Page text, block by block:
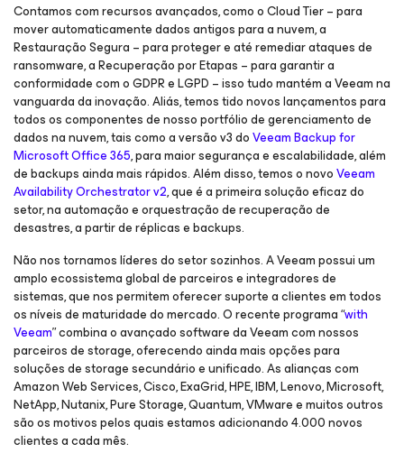
Contamos com recursos avançados, como o Cloud Tier – para
mover automaticamente dados antigos para a nuvem, a
Restauração Segura – para proteger e até remediar ataques de
ransomware, a Recuperação por Etapas – para garantir a
conformidade com o GDPR e LGPD – isso tudo mantém a Veeam na
vanguarda da inovação. Aliás, temos tido novos lançamentos para
todos os componentes de nosso portfólio de gerenciamento de
dados na nuvem, tais como a versão v3 doVeeam Backup for
Microsoft Office 365, para maior segurança e escalabilidade, além
de backups ainda mais rápidos. Além disso, temos o novoVeeam
Availability Orchestrator v2, que é a primeira solução eficaz do
setor, na automação e orquestração de recuperação de
desastres, a partir de réplicas e backups.
Não nos tornamos líderes do setor sozinhos. A Veeam possui um
amplo ecossistema global de parceiros e integradores de
sistemas, que nos permitem oferecer suporte a clientes em todos
os níveis de maturidade do mercado. O recente programa“with
Veeam”combina o avançado software da Veeam com nossos
parceiros de storage, oferecendo ainda mais opções para
soluções de storage secundário e unificado. As alianças com
Amazon Web Services, Cisco, ExaGrid, HPE, IBM, Lenovo, Microsoft,
NetApp, Nutanix, Pure Storage, Quantum, VMware e muitos outros
são os motivos pelos quais estamos adicionando 4.000 novos
clientes a cada mês.